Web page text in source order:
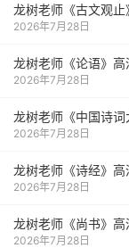
龙树老师《古文观止
2026年7月28日
龙树老师《论语》高
2026年7月28日
龙树老师《中国诗
2026年7月28日
龙树老师《诗经》高
2026年7月28日
龙树老师《尚书》高
2026年7月28日